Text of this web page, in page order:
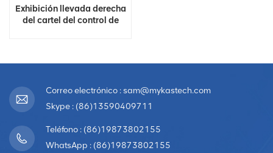
Exhibición llevada derecha
del cartel del control de
Correo electrónico : sam@mykastech.com
Skype : (86)13590409711
Teléfono : (86)19873802155
WhatsApp : (86)19873802155